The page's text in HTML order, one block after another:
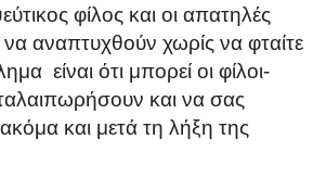
φίλος και οι απατηλές
να αναπτυχθούν χωρίς να φταίτε
είναι ότι μπορεί οι φίλοι-
και να σας
και μετά τη λήξη της